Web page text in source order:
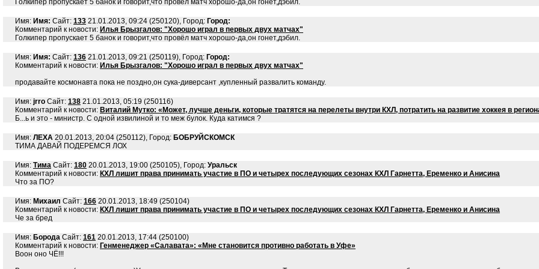
Голкипер пропускает 5 банок и говорит,что провёл матч хорошо-да,он гонет,дэбил.
Имя: Имя: Сайт: 133 21.01.2013, 09:24 (250120), Город: Город:
Комментарий к новости: Илья Брызгалов: "Хорошо играл в первых двух матчах"
Голкипер пропускает 5 банок и говорит,что провёл матч хорошо-да,он гонет,дэбил.
Имя: Имя: Сайт: 136 21.01.2013, 09:21 (250119), Город: Город:
Комментарий к новости: Илья Брызгалов: "Хорошо играл в первых двух матчах"
продавайте космонавта пока не поздно,он cyкa-диверсант ,купленный развалить команду.
Имя: jrro Сайт: 138 21.01.2013, 05:19 (250116)
Комментарий к новости: Виталий Мутко: «Может, лучше деньги, которые тратятся на перелеты внутри КХЛ, потратить на развитие хоккея в
Б...ь и это - министр. С одной извилиной и то меж булок. Куда катимся ?
Имя: ЛЕХА 20.01.2013, 20:04 (250112), Город: БОБРУЙСКОМСК
ТИМА ДАВАЙ ПОДЕРЕМСЯ ЛОХ
Имя: Тима Сайт: 180 20.01.2013, 19:00 (250105), Город: Уральск
Комментарий к новости: КХЛ лишит права принимать участие в ПО и четырех последующих сезонах КХЛ Гарнетта, Еременко и Анисина
Что за ПО?
Имя: Михаил Сайт: 166 20.01.2013, 18:49 (250104)
Комментарий к новости: КХЛ лишит права принимать участие в ПО и четырех последующих сезонах КХЛ Гарнетта, Еременко и Анисина
Че за бред
Имя: Борода Сайт: 161 20.01.2013, 17:44 (250100)
Комментарий к новости: Генменеджер «Салавата»: «Мне становится противно работать в Уфе»
Воон оно ЧЁ!!!